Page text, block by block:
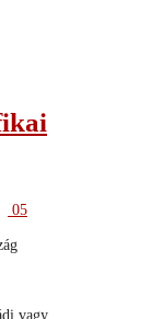
05
vagy